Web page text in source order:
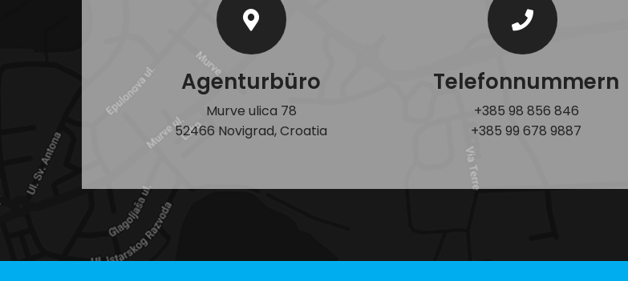
Agenturbüro
Murve ulica 78
52466 Novigrad, Croatia
Telefonnummern
+385 98 856 846
+385 99 678 9887